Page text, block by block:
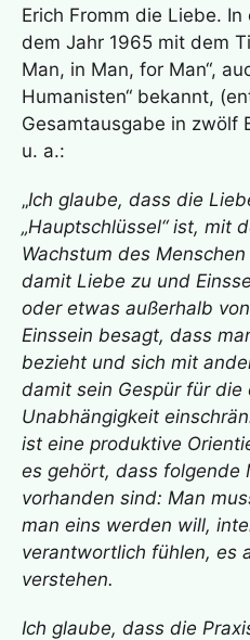
Erich Fromm die Liebe.
dem Jahr 1965 mit dem
Man, in Man, for Man“,
Humanisten“ bekannt,
Gesamtausgabe in zwölf
u. a.:
„Ich glaube, dass die
„Hauptschlüssel“ ist, mit
Wachstum des
damit Liebe zu und
oder etwas außerhalb
Einssein besagt, dass
bezieht und sich mit
damit sein Gespür für
Unabhängigkeit
ist eine produktive
es gehört, dass folgende
vorhanden sind: Man
man eins werden will,
verantwortlich fühlen, es
verstehen.
Ich glaube, dass die